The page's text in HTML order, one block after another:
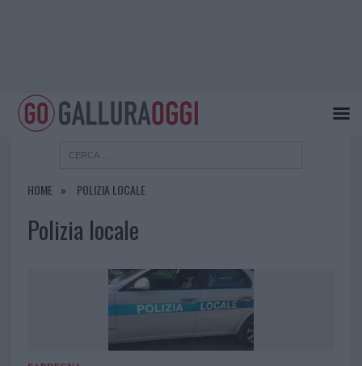
HOME POLIZIA LOCALE
Polizia locale